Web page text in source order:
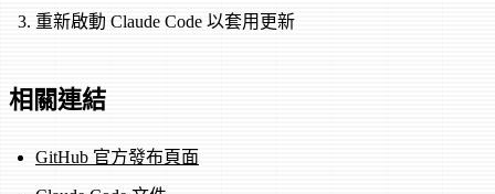
重新啟動 Claude Code 以套用更新
相關連結
GitHub 官方發布頁面